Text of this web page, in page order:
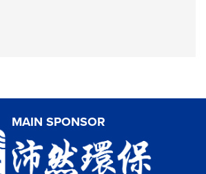
MAIN SPONSOR